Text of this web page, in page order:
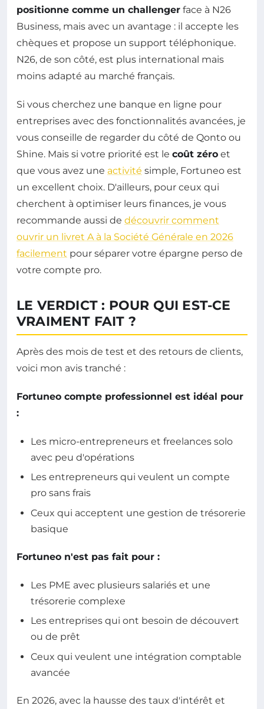
positionne comme un challenger face à N26
Business, mais avec un avantage : il accepte les
chèques et propose un support téléphonique.
N26, de son côté, est plus international mais
moins adapté au marché français.
Si vous cherchez une banque en ligne pour
entreprises avec des fonctionnalités avancées, je
vous conseille de regarder du côté de Qonto ou
Shine. Mais si votre priorité est le coût zéro et
que vous avez une activité simple, Fortuneo est
un excellent choix. D'ailleurs, pour ceux qui
cherchent à optimiser leurs finances, je vous
recommande aussi de découvrir comment
ouvrir un livret A à la Société Générale en 2026
facilement pour séparer votre épargne perso de
votre compte pro.
LE VERDICT : POUR QUI EST-CE
VRAIMENT FAIT ?
Après des mois de test et des retours de clients,
voici mon avis tranché :
Fortuneo compte professionnel est idéal pour
:
Les micro-entrepreneurs et freelances solo
avec peu d'opérations
Les entrepreneurs qui veulent un compte
pro sans frais
Ceux qui acceptent une gestion de trésorerie
basique
Fortuneo n'est pas fait pour :
Les PME avec plusieurs salariés et une
trésorerie complexe
Les entreprises qui ont besoin de découvert
ou de prêt
Ceux qui veulent une intégration comptable
avancée
En 2026, avec la hausse des taux d'intérêt et